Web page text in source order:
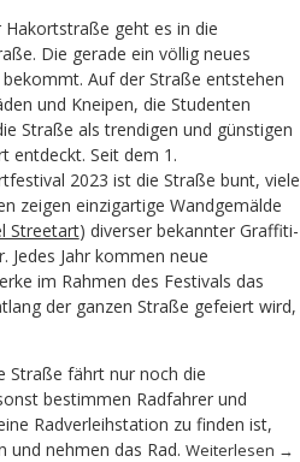
Hakortstraße geht es in die
Die gerade ein völlig neues
bekommt. Auf der Straße entstehen
und Kneipen, die Studenten
Straße als trendigen und günstigen
entdeckt. Seit dem 1.
2023 ist die Straße bunt, viele
zeigen einzigartige Wandgemälde
Streetart) diverser bekannter Graffiti-
Jedes Jahr kommen neue
im Rahmen des Festivals das
der ganzen Straße gefeiert wird,
Straße fährt nur noch die
bestimmen Radfahrer und
Radverleihstation zu finden ist,
und nehmen das Rad. Weiterlesen →